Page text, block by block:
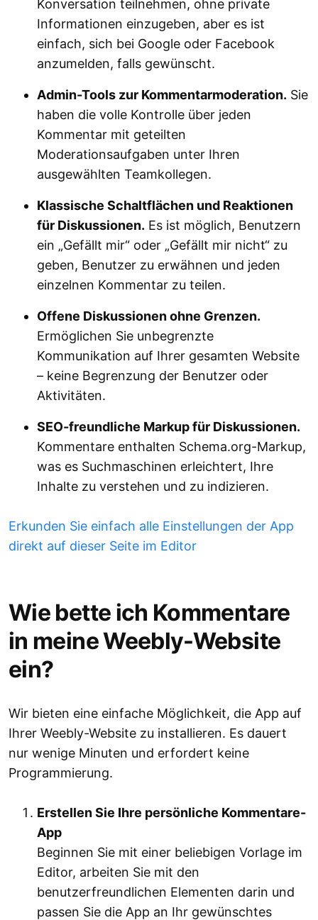
Konversation teilnehmen, ohne private
Informationen einzugeben, aber es ist
einfach, sich bei Google oder Facebook
anzumelden, falls gewünscht.
Admin-Tools zur Kommentarmoderation. Sie
haben die volle Kontrolle über jeden
Kommentar mit geteilten
Moderationsaufgaben unter Ihren
ausgewählten Teamkollegen.
Klassische Schaltflächen und Reaktionen
für Diskussionen. Es ist möglich, Benutzern
ein „Gefällt mir“ oder „Gefällt mir nicht“ zu
geben, Benutzer zu erwähnen und jeden
einzelnen Kommentar zu teilen.
Offene Diskussionen ohne Grenzen.
Ermöglichen Sie unbegrenzte
Kommunikation auf Ihrer gesamten Website
– keine Begrenzung der Benutzer oder
Aktivitäten.
SEO-freundliche Markup für Diskussionen.
Kommentare enthalten Schema.org-Markup,
was es Suchmaschinen erleichtert, Ihre
Inhalte zu verstehen und zu indizieren.
Erkunden Sie einfach alle Einstellungen der App
direkt auf dieser Seite im Editor
Wie bette ich Kommentare
in meine Weebly-Website
ein?
Wir bieten eine einfache Möglichkeit, die App auf
Ihrer Weebly-Website zu installieren. Es dauert
nur wenige Minuten und erfordert keine
Programmierung.
Erstellen Sie Ihre persönliche Kommentare-
App
Beginnen Sie mit einer beliebigen Vorlage im
Editor, arbeiten Sie mit den
benutzerfreundlichen Elementen darin und
passen Sie die App an Ihr gewünschtes